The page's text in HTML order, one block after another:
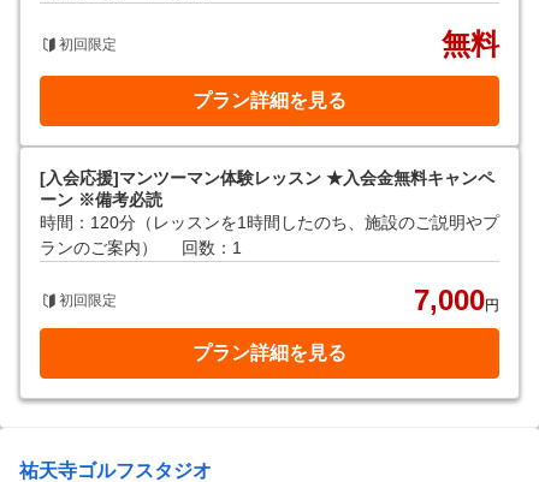
初回限定 無料
プラン詳細を見る
[入会応援]マンツーマン体験レッスン ★入会金無料キャンペ
ーン ※備考必読
時間：120分（レッスンを1時間したのち、施設のご説明やプ
ランのご案内）
回数：1
初回限定 7,000円
プラン詳細を見る
祐天寺ゴルフスタジオ